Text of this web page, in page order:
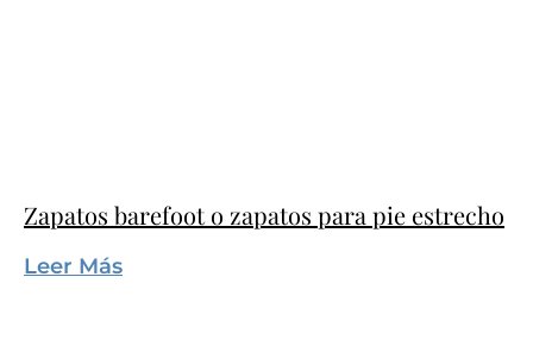
Zapatos barefoot o zapatos para pie estrecho
Leer Más